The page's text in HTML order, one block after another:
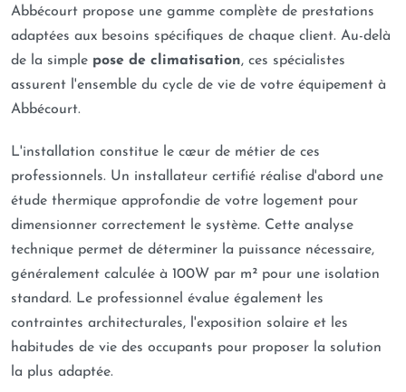
Abbécourt propose une gamme complète de prestations
adaptées aux besoins spécifiques de chaque client. Au-delà
de la simple pose de climatisation, ces spécialistes
assurent l'ensemble du cycle de vie de votre équipement à
Abbécourt.
L'installation constitue le cœur de métier de ces
professionnels. Un installateur certifié réalise d'abord une
étude thermique approfondie de votre logement pour
dimensionner correctement le système. Cette analyse
technique permet de déterminer la puissance nécessaire,
généralement calculée à 100W par m² pour une isolation
standard. Le professionnel évalue également les
contraintes architecturales, l'exposition solaire et les
habitudes de vie des occupants pour proposer la solution
la plus adaptée.